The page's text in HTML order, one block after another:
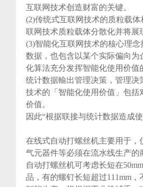
互联网技术创造财富的关键。
(2)传统式互联网技术的质粒载
联网技术质粒载体分散化并将展
(3)智能化互联网技术的核心理
数据，也包含以某个实际偏向
化算法充分发挥智能化使用价值
统计数据輸出管理决策，管理
技术的「智能化使用价值」包
价值。
因此“根据联接与统计数据造成
在线式自动打螺丝机主要用于
气元器件等必须在流水线生产
自动打螺丝机可考虑长短在
品，有的螺钉长短超过111mm